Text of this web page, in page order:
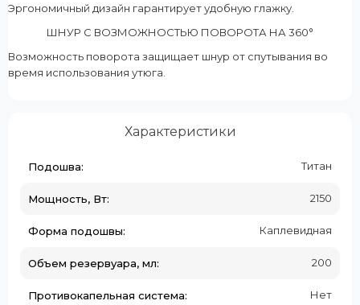
Эргономичный дизайн гарантирует удобную глажку.
ШНУР С ВОЗМОЖНОСТЬЮ ПОВОРОТА НА 360°
Возможность поворота защищает шнур от спутывания во
время использования утюга.
Характеристики
Подошва: Титан
Мощность, Вт: 2150
Форма подошвы: Каплевидная
Объем резервуара, мл: 200
Противокапельная система: Нет